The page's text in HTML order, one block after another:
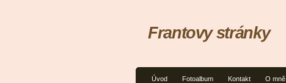
Úvod Fotoalbum Kontakt O mně
Frantovy stránky